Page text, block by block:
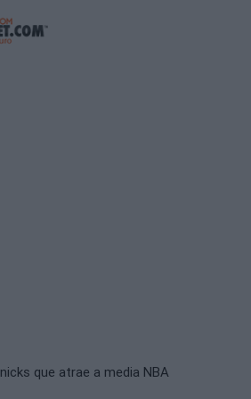
que atrae a media NBA